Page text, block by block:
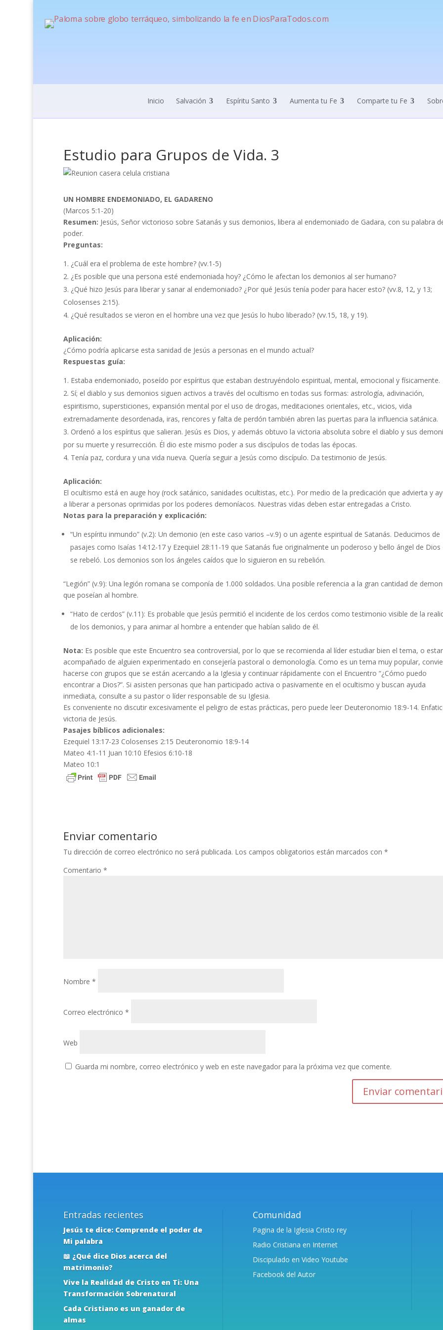
Inicio Salvación Espíritu Santo Aumenta tu Fe Comparte tu Fe
Estudio para Grupos de Vida. 3
UN HOMBRE ENDEMONIADO, EL GADARENO
(Marcos 5:1-20)
Resumen: Jesús, Señor victorioso sobre Satanás y sus demonios, libera al endemoniado de Gadara, con su palabra
poder.
Preguntas:
¿Cuál era el problema de este hombre? (vv.1-5)
¿Es posible que una persona esté endemoniada hoy? ¿Cómo le afectan los demonios al ser humano?
¿Qué hizo Jesús para liberar y sanar al endemoniado? ¿Por qué Jesús tenía poder para hacer esto? (vv.8, 12, y 13;
Colosenses 2:15).
¿Qué resultados se vieron en el hombre una vez que Jesús lo hubo liberado? (vv.15, 18, y 19).
Aplicación:
¿Cómo podría aplicarse esta sanidad de Jesús a personas en el mundo actual?
Respuestas guía:
Estaba endemoniado, poseído por espíritus que estaban destruyéndolo espiritual, mental, emocional y físicamente.
Sí; el diablo y sus demonios siguen activos a través del ocultismo en todas sus formas: astrología, adivinación,
espiritismo, supersticiones, expansión mental por el uso de drogas, meditaciones orientales, etc., vicios, vida
extremadamente desordenada, iras, rencores y falta de perdón también abren las puertas para la influencia satánica.
Ordenó a los espíritus que salieran. Jesús es Dios, y además obtuvo la victoria absoluta sobre el diablo y sus
por su muerte y resurrección. Él dio este mismo poder a sus discípulos de todas las épocas.
Tenía paz, cordura y una vida nueva. Quería seguir a Jesús como discípulo. Da testimonio de Jesús.
Aplicación:
El ocultismo está en auge hoy (rock satánico, sanidades ocultistas, etc.). Por medio de la predicación que advierta y
a liberar a personas oprimidas por los poderes demoníacos. Nuestras vidas deben estar entregadas a Cristo.
Notas para la preparación y explicación:
“Un espíritu inmundo” (v.2): Un demonio (en este caso varios –v.9) o un agente espiritual de Satanás. Deducimos de
pasajes como Isaías 14:12-17 y Ezequiel 28:11-19 que Satanás fue originalmente un poderoso y bello ángel de Dios
se rebeló. Los demonios son los ángeles caídos que lo siguieron en su rebelión.
“Legión” (v.9): Una legión romana se componía de 1.000 soldados. Una posible referencia a la gran cantidad de
que poseían al hombre.
“Hato de cerdos” (v.11): Es probable que Jesús permitió el incidente de los cerdos como testimonio visible de la
de los demonios, y para animar al hombre a entender que habían salido de él.
Nota: Es posible que este Encuentro sea controversial, por lo que se recomienda al líder estudiar bien el tema, o estar
acompañado de alguien experimentado en consejería pastoral o demonología. Como es un tema muy popular,
hacerse con grupos que se están acercando a la Iglesia y continuar rápidamente con el Encuentro “¿Cómo puedo
encontrar a Dios?”. Si asisten personas que han participado activa o pasivamente en el ocultismo y buscan ayuda
inmediata, consulte a su pastor o líder responsable de su Iglesia.
Es conveniente no discutir excesivamente el peligro de estas prácticas, pero puede leer Deuteronomio 18:9-14.
victoria de Jesús.
Pasajes bíblicos adicionales:
Ezequiel 13:17-23 Colosenses 2:15 Deuteronomio 18:9-14
Mateo 4:1-11 Juan 10:10 Efesios 6:10-18
Mateo 10:1
Enviar comentario
Tu dirección de correo electrónico no será publicada. Los campos obligatorios están marcados con *
Comentario *
Nombre *
Correo electrónico *
Web
Guarda mi nombre, correo electrónico y web en este navegador para la próxima vez que comente.
Entradas recientes
Jesús te dice: Comprende el poder de
Mi palabra
📖 ¿Qué dice Dios acerca del
matrimonio?
Vive la Realidad de Cristo en Ti: Una
Transformación Sobrenatural
Cada Cristiano es un ganador de
almas
Comunidad
Pagina de la Iglesia Cristo rey
Radio Cristiana en Internet
Discipulado en Video Youtube
Facebook del Autor